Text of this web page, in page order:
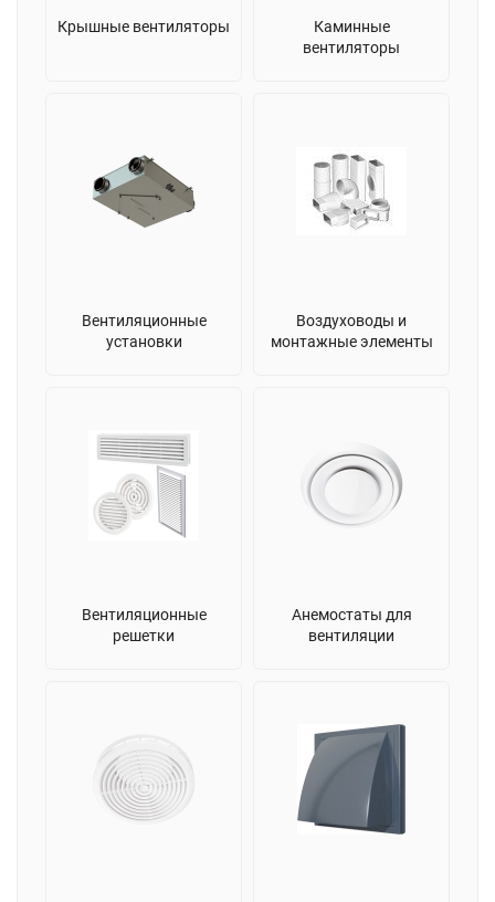
Крышные вентиляторы
Каминные
вентиляторы
Вентиляционные
установки
Воздуховоды и
монтажные элементы
Вентиляционные
решетки
Анемостаты для
вентиляции